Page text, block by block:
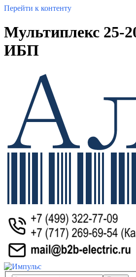
Перейти к контенту
Мультиплекс 25-
ИБП